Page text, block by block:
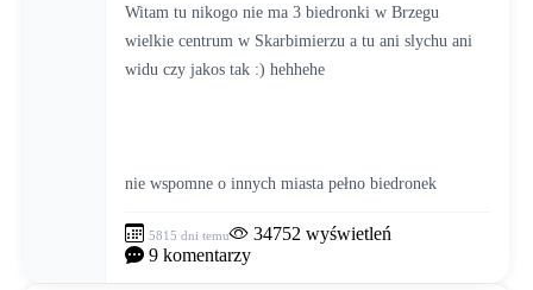
Witam tu nikogo nie ma 3 biedronki w Brzegu
wielkie centrum w Skarbimierzu a tu ani slychu ani
widu czy jakos tak :) hehhehe
nie wspomne o innych miasta pełno biedronek
5815 dni temu 34752 wyświetleń
9 komentarzy